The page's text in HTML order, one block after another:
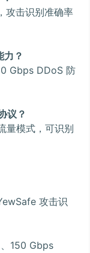
攻击识别准确率
力？
Gbps DDoS 防
议？
量模式，可识别
攻击识
150 Gbps